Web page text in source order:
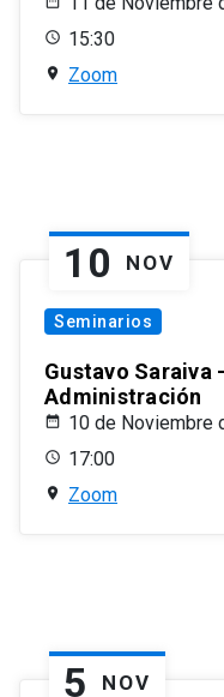
15:30
Zoom
10 NOV
Seminarios
Gustavo Saraiva
Administración
10 de Noviembre
17:00
Zoom
5 NOV